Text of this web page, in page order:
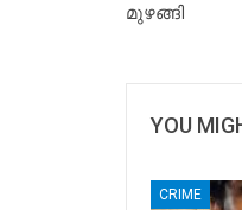
മുഴങ്ങി
YOU
CRIME